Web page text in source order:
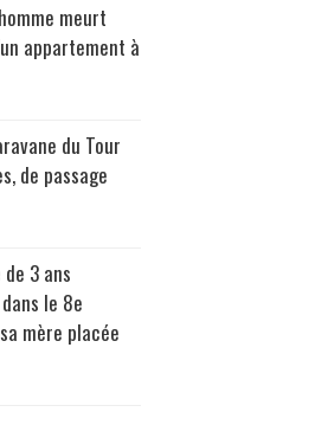
meurt
appartement à
du Tour
de passage
3 ans
le 8e
mère placée